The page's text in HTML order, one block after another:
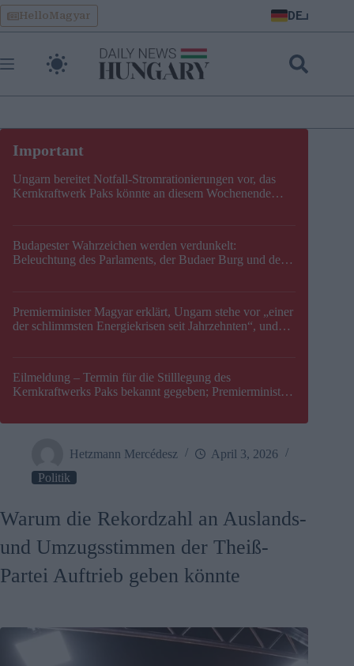
Skip
to
content
HelloMagyar DE
Ungarn bereitet Notfall-Stromrationierungen vor, das
Kernkraftwerk Paks könnte an diesem Wochenende
Budapester Wahrzeichen werden verdunkelt:
Beleuchtung des Parlaments, der Budaer Burg und der
Premierminister Magyar erklärt, Ungarn stehe vor „einer
der schlimmsten Energiekrisen seit Jahrzehnten“, und
Eilmeldung – Termin für die Stilllegung des
Kernkraftwerks Paks bekannt gegeben; Premierminister
Hetzmann Mercédesz
April 3, 2026
Politik
Warum die Rekordzahl an Auslands-
und Umzugsstimmen der Theiß-
Partei Auftrieb geben könnte